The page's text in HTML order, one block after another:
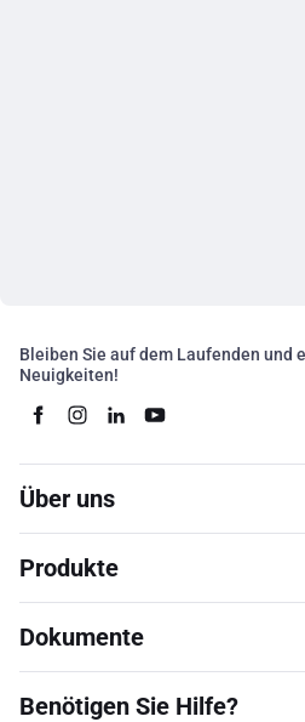
Bleiben Sie auf dem Laufenden und
Neuigkeiten!
Über uns
Produkte
Dokumente
Benötigen Sie Hilfe?